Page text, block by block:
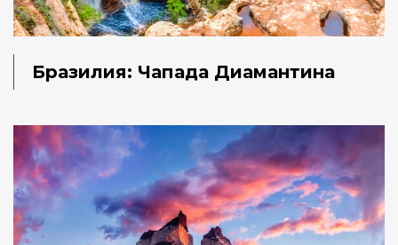
Бразилия: Чапада Диамантина